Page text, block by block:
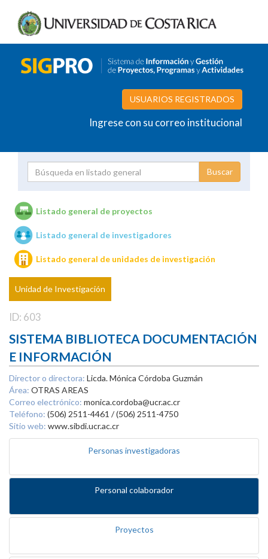
USUARIOS REGISTRADOS
Ingrese con su correo institucional
Unidades de investigación
Listado general de proyectos
Listado general de investigadores
Listado general de unidades de investigación
Unidad de Investigación
ID: 603
SISTEMA BIBLIOTECA DOCUMENTACIÓN
E INFORMACIÓN
Director o directora: Licda. Mónica Córdoba Guzmán
Área: OTRAS AREAS
Correo electrónico: monica.cordoba@ucr.ac.cr
Teléfono: (506) 2511-4461 / (506) 2511-4750
Sitio web: www.sibdi.ucr.ac.cr
Personas investigadoras
Personal colaborador
Proyectos